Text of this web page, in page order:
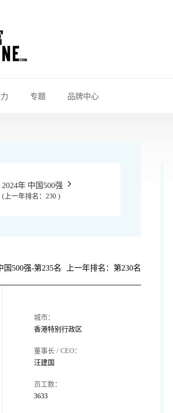
专题 品牌中心
2024年 中国500强
(上一年排名：230 )
国500强-第235名 上一年排名：第230名
城市：
香港特别行政区
董事长 / CEO：
汪建国
员工数：
3633